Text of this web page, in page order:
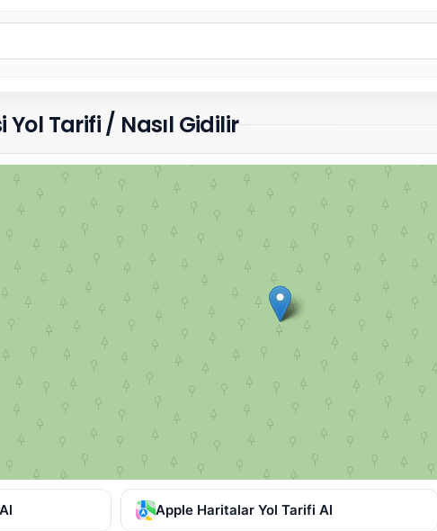
Tarifi / Nasıl Gidilir
Apple Haritalar Yol Tarifi Al